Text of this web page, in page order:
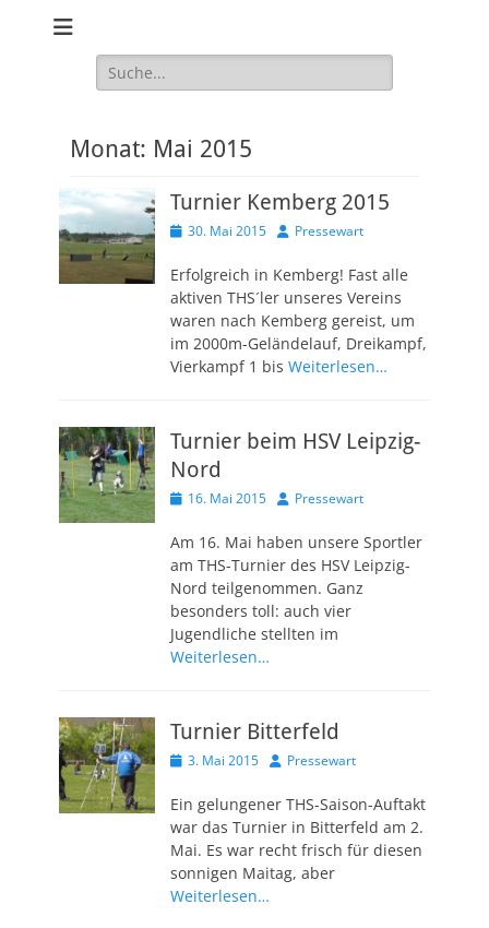
Verein HSV
Markkleeberg /
Suchen
nach:
Monat: Mai 2015
Turnier Kemberg 2015
Veröffentlicht
30. Mai 2015 AutorPressewart
Erfolgreich in Kemberg! Fast alle
aktiven THS´ler unseres Vereins
waren nach Kemberg gereist, um
im 2000m-Geländelauf, Dreikampf,
Vierkampf 1 bis Weiterlesen…
Turnier beim HSV Leipzig-
Nord
Veröffentlicht
16. Mai 2015 AutorPressewart
Am 16. Mai haben unsere Sportler
am THS-Turnier des HSV Leipzig-
Nord teilgenommen. Ganz
besonders toll: auch vier
Jugendliche stellten im
Weiterlesen…
Turnier Bitterfeld
Veröffentlicht
3. Mai 2015 AutorPressewart
Ein gelungener THS-Saison-Auftakt
war das Turnier in Bitterfeld am 2.
Mai. Es war recht frisch für diesen
sonnigen Maitag, aber
Weiterlesen…